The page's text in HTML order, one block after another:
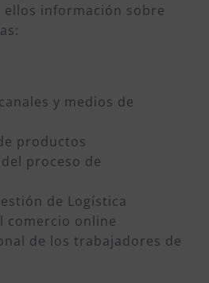
información sobre
y medios de
productos
proceso de
de Logística
comercio online
de los trabajadores de